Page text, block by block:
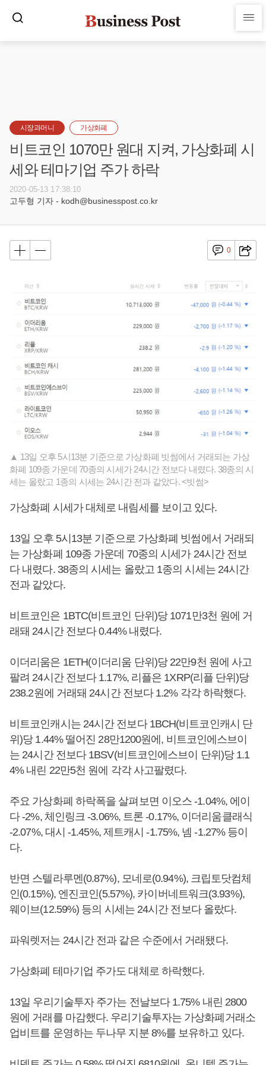
시장과머니 가상화폐
비트코인 1070만 원대 지켜, 가상화폐 시
세와 테마기업 주가 하락
2020-05-13 17:38:10
고두형 기자 - kodh@businesspost.co.kr
0
▲ 13일 오후 5시13분 기준으로 가상화폐 빗썸에서 거래되는 가상
화폐 109종 가운데 70종의 시세가 24시간 전보다 내렸다. 38종의 시
세는 올랐고 1종의 시세는 24시간 전과 같았다. <빗썸>
가상화폐 시세가 대체로 내림세를 보이고 있다.
13일 오후 5시13분 기준으로 가상화폐 빗썸에서 거래되
는 가상화폐 109종 가운데 70종의 시세가 24시간 전보
다 내렸다. 38종의 시세는 올랐고 1종의 시세는 24시간
전과 같았다.
비트코인은 1BTC(비트코인 단위)당 1071만3천 원에 거
래돼 24시간 전보다 0.44% 내렸다.
이더리움은 1ETH(이더리움 단위)당 22만9천 원에 사고
팔려 24시간 전보다 1.17%, 리플은 1XRP(리플 단위)당
238.2원에 거래돼 24시간 전보다 1.2% 각각 하락했다.
비트코인캐시는 24시간 전보다 1BCH(비트코인캐시 단
위)당 1.44% 떨어진 28만1200원에, 비트코인에스브이
는 24시간 전보다 1BSV(비트코인에스브이 단위)당 1.1
4% 내린 22만5천 원에 각각 사고팔렸다.
주요 가상화폐 하락폭을 살펴보면 이오스 -1.04%, 에이
다 -2%, 체인링크 -3.06%, 트론 -0.17%, 이더리움클래식
-2.07%, 대시 -1.45%, 제트캐시 -1.75%, 넴 -1.27% 등이
다.
반면 스텔라루멘(0.87%), 모네로(0.94%), 크립토닷컴체
인(0.15%), 엔진코인(5.57%), 카이버네트워크(3.93%),
웨이브(12.59%) 등의 시세는 24시간 전보다 올랐다.
파워렛저는 24시간 전과 같은 수준에서 거래됐다.
가상화폐 테마기업 주가도 대체로 하락했다.
13일 우리기술투자 주가는 전날보다 1.75% 내린 2800
원에 거래를 마감했다. 우리기술투자는 가상화폐거래소
업비트를 운영하는 두나무 지분 8%를 보유하고 있다.